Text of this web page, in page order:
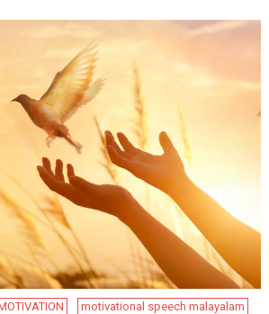
motivational speech malayalam